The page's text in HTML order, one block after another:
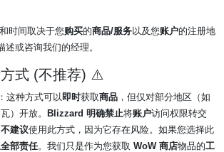
时间取决于您购买的商品/服务以及您账户的注册地
述或咨询我们的经理。
式 (不推荐) ⚠️
：这种方式可以即时获取商品 ，但仅对部分地区（如
）开放。 Blizzard 明确禁止将账户访问权限转交
不建议使用此方式，因为它存在风险。如果您选择此
部责任。我们只是作为您获取 WoW 商店物品的工